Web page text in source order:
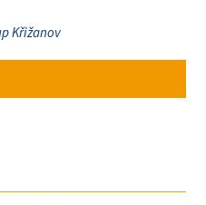
Křižanov